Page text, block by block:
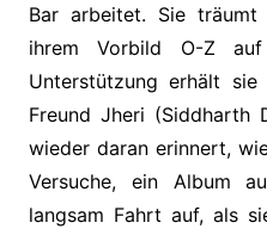
Bar arbeitet. Sie
ihrem Vorbild O-Z
Unterstützung erhält
Freund Jheri (Siddharth
wieder daran erinnert,
Versuche, ein Album
langsam Fahrt auf, als